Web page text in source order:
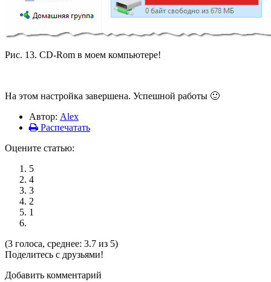
Рис. 13. CD-Rom в моем компьютере!
На этом настройка завершена. Успешной работы 🙂
Автор: Alex
Распечатать
Оцените статью:
5
4
3
2
1
(3 голоса, среднее: 3.7 из 5)
Поделитесь с друзьями!
Добавить комментарий